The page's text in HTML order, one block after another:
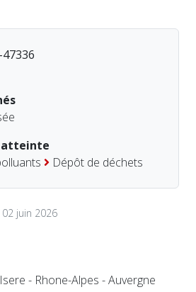
Dépôt de déchets
juin 2026
- Rhone-Alpes - Auvergne